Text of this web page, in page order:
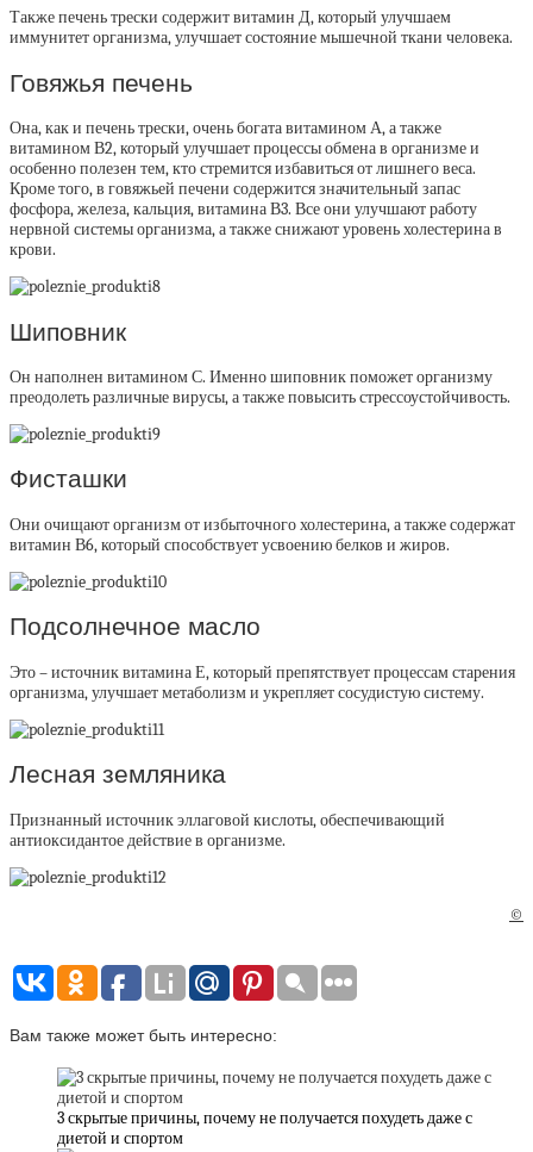
Также печень трески содержит витамин Д, который улучшаем
иммунитет организма, улучшает состояние мышечной ткани человека.
Говяжья печень
Она, как и печень трески, очень богата витамином А, а также
витамином В2, который улучшает процессы обмена в организме и
особенно полезен тем, кто стремится избавиться от лишнего веса.
Кроме того, в говяжьей печени содержится значительный запас
фосфора, железа, кальция, витамина В3. Все они улучшают работу
нервной системы организма, а также снижают уровень холестерина в
крови.
Шиповник
Он наполнен витамином С. Именно шиповник поможет организму
преодолеть различные вирусы, а также повысить стрессоустойчивость.
Фисташки
Они очищают организм от избыточного холестерина, а также содержат
витамин В6, который способствует усвоению белков и жиров.
Подсолнечное масло
Это – источник витамина Е, который препятствует процессам старения
организма, улучшает метаболизм и укрепляет сосудистую систему.
Лесная земляника
Признанный источник эллаговой кислоты, обеспечивающий
антиоксидантое действие в организме.
©
Вам также может быть интересно:
3 скрытые причины, почему не получается похудеть даже с
диетой и спортом